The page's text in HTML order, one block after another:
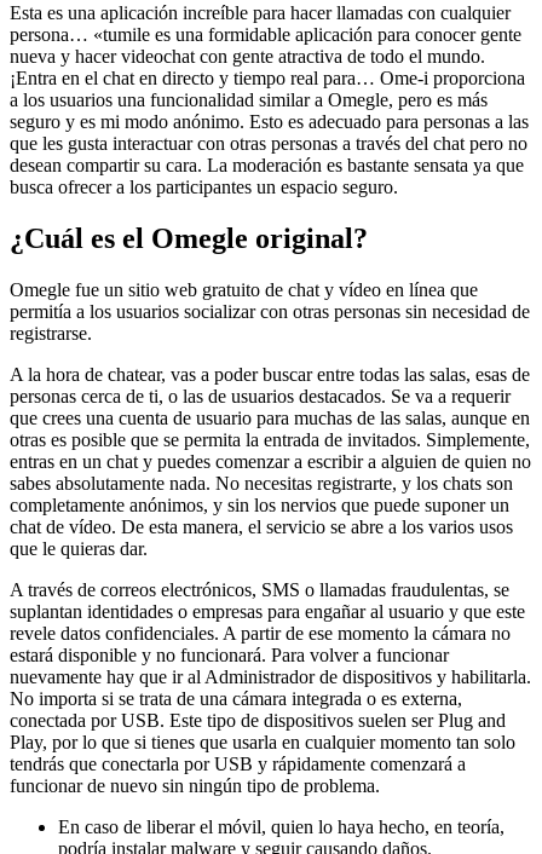
Esta es una aplicación increíble para hacer llamadas con cualquier
persona… «tumile es una formidable aplicación para conocer gente
nueva y hacer videochat con gente atractiva de todo el mundo.
¡Entra en el chat en directo y tiempo real para… Ome-i proporciona
a los usuarios una funcionalidad similar a Omegle, pero es más
seguro y es mi modo anónimo. Esto es adecuado para personas a las
que les gusta interactuar con otras personas a través del chat pero no
desean compartir su cara. La moderación es bastante sensata ya que
busca ofrecer a los participantes un espacio seguro.
¿Cuál es el Omegle original?
Omegle fue un sitio web gratuito de chat y vídeo en línea que
permitía a los usuarios socializar con otras personas sin necesidad de
registrarse.
A la hora de chatear, vas a poder buscar entre todas las salas, esas de
personas cerca de ti, o las de usuarios destacados. Se va a requerir
que crees una cuenta de usuario para muchas de las salas, aunque en
otras es posible que se permita la entrada de invitados. Simplemente,
entras en un chat y puedes comenzar a escribir a alguien de quien no
sabes absolutamente nada. No necesitas registrarte, y los chats son
completamente anónimos, y sin los nervios que puede suponer un
chat de vídeo. De esta manera, el servicio se abre a los varios usos
que le quieras dar.
A través de correos electrónicos, SMS o llamadas fraudulentas, se
suplantan identidades o empresas para engañar al usuario y que este
revele datos confidenciales. A partir de ese momento la cámara no
estará disponible y no funcionará. Para volver a funcionar
nuevamente hay que ir al Administrador de dispositivos y habilitarla.
No importa si se trata de una cámara integrada o es externa,
conectada por USB. Este tipo de dispositivos suelen ser Plug and
Play, por lo que si tienes que usarla en cualquier momento tan solo
tendrás que conectarla por USB y rápidamente comenzará a
funcionar de nuevo sin ningún tipo de problema.
En caso de liberar el móvil, quien lo haya hecho, en teoría,
podría instalar malware y seguir causando daños.